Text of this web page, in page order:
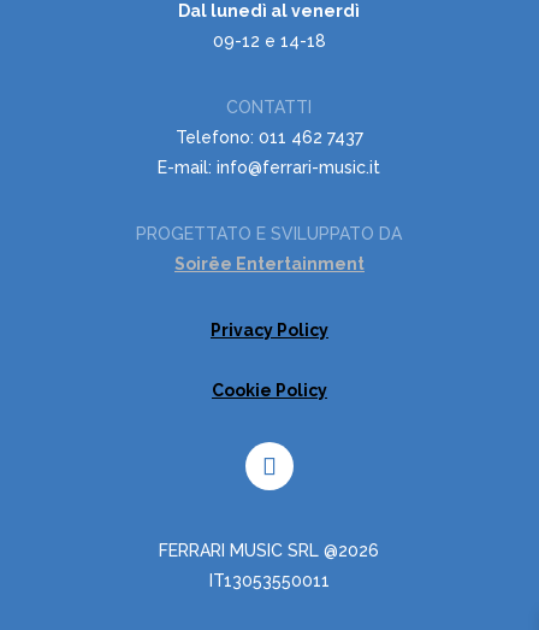
Dal lunedì al venerdì
09-12 e 14-18
CONTATTI
Telefono: 011 462 7437
E-mail: info@ferrari-music.it
PROGETTATO E SVILUPPATO DA
Soirëe Entertainment
Privacy Policy
Cookie Policy
FERRARI MUSIC SRL @2026
IT13053550011